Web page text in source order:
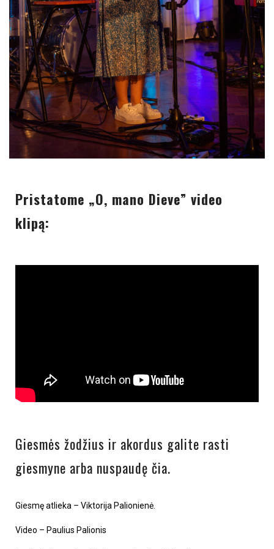
Pristatome „O, mano Dieve” video
klipą:
Giesmės žodžius ir akordus galite rasti
giesmyne arba nuspaudę čia.
Giesmę atlieka – Viktorija Palionienė.
Video – Paulius Palionis